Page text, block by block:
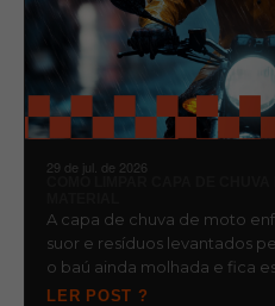
29 de jul. de 2026
A capa de chuva de moto
suor e resíduos levantados
o baú ainda molhada e fica
LER POST ?